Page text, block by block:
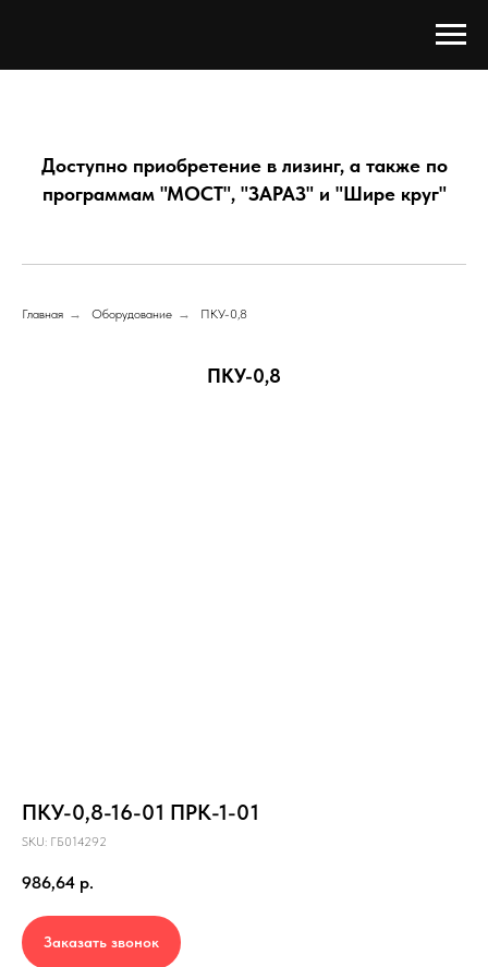
Доступно приобретение в лизинг, а также по
программам "МОСТ", "ЗАРАЗ" и "Шире круг"
Главная → Оборудование → ПКУ-0,8
ПКУ-0,8
ПКУ-0,8-16-01 ПРК-1-01
SKU: ГБ014292
986,64 р.
Заказать звонок